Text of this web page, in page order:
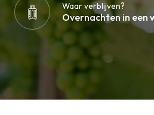
Waar verblijven?
Overnachten in een